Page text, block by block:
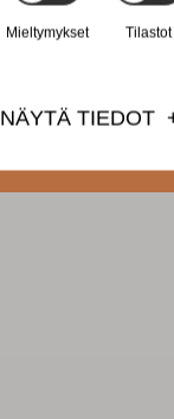
Mieltymykset Tilastot
NÄYTÄ TIEDOT